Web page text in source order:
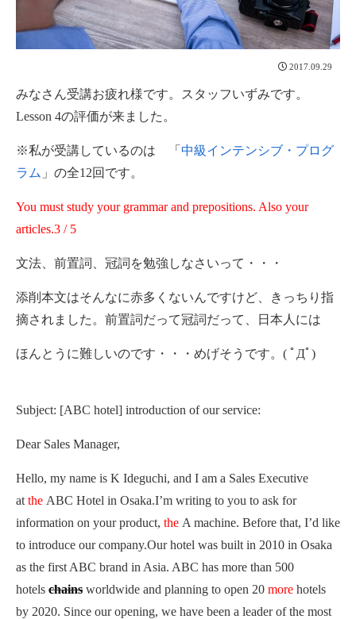
2017.09.29
みなさん受講お疲れ様です。スタッフいずみです。
Lesson 4の評価が来ました。
※私が受講しているのは 「 中級インテンシブ・プログ
ラム 」の全12回です。
You must study your grammar and prepositions. Also your
articles.3 / 5
文法、前置詞、冠詞を勉強しなさいって・・・
添削本文はそんなに赤多くないんですけど、きっちり指
摘されました。前置詞だって冠詞だって、日本人には
ほんとうに難しいのです・・・めげそうです。( ﾟДﾟ)
Subject: [ABC hotel] introduction of our service:
Dear Sales Manager,
Hello, my name is K Ideguchi, and I am a Sales Executive
at the ABC Hotel in Osaka.I’m writing to you to ask for
information on your product, the A machine. Before that, I’d like
to introduce our company.Our hotel was built in 2010 in Osaka
as the first ABC brand in Asia. ABC has more than 500
hotels chains worldwide and planning to open 20 more hotels
by 2020. Since our opening, we have been a leader of the most